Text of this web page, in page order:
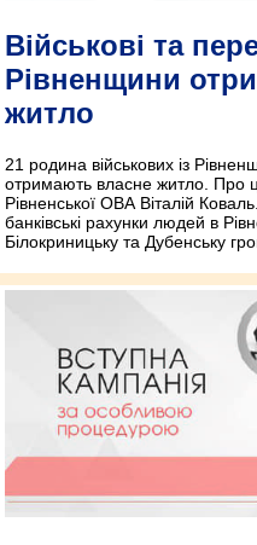
Військові та
Рівненщини
житло
21 родина військових із
отримають власне житло. Про
Рівненської ОВА Віталій
банківські рахунки людей в
Білокриницьку та Дубенську